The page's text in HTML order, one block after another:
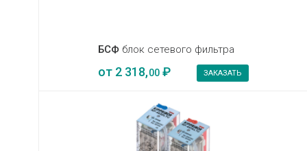
БСФ блок сетевого фильтра
от 2 318,00 ₽ ЗАКАЗАТЬ